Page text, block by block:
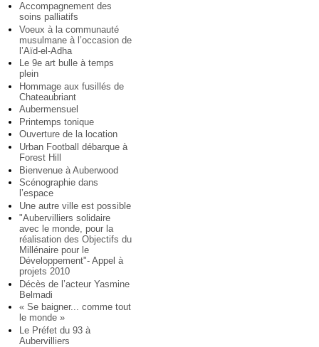
Accompagnement des
soins palliatifs
Voeux à la communauté
musulmane à l’occasion de
l’Aïd-el-Adha
Le 9e art bulle à temps
plein
Hommage aux fusillés de
Chateaubriant
Aubermensuel
Printemps tonique
Ouverture de la location
Urban Football débarque à
Forest Hill
Bienvenue à Auberwood
Scénographie dans
l’espace
Une autre ville est possible
"Aubervilliers solidaire
avec le monde, pour la
réalisation des Objectifs du
Millénaire pour le
Développement"- Appel à
projets 2010
Décès de l’acteur Yasmine
Belmadi
« Se baigner... comme tout
le monde »
Le Préfet du 93 à
Aubervilliers